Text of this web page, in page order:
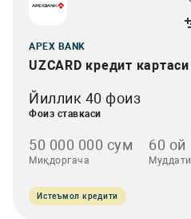
APEX BANK
UZCARD кредит картаси
Йиллик 40 фоиз
Фоиз ставкаси
50 000 000 сум
Миқдоргача
60 ой
Муддати
Истеъмол кредити